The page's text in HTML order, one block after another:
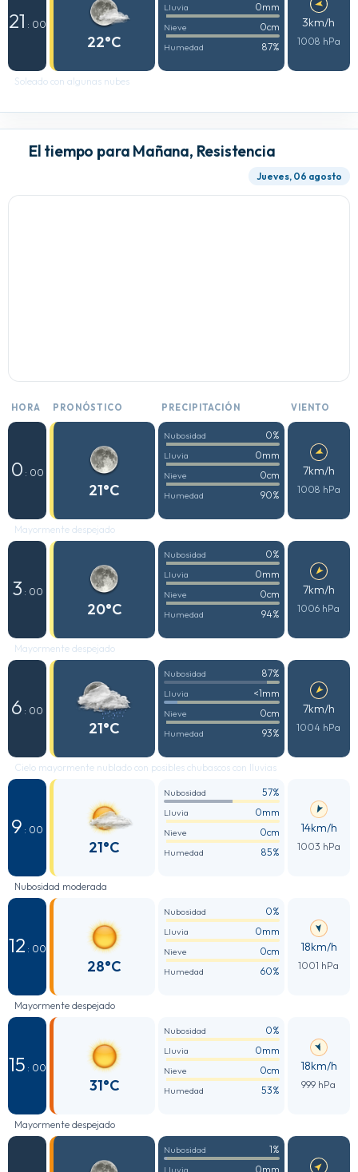
21 : 00
22°C
Lluvia 0mm
Nieve 0cm
Humedad 87%
3km/h
1008 hPa
Soleado con algunas nubes
El tiempo para Mañana, Resistencia
Jueves, 06 agosto
HORA PRONÓSTICO PRECIPITACIÓN VIENTO
0 : 00
21°C
Nubosidad 0%
Lluvia 0mm
Nieve 0cm
Humedad 90%
7km/h
1008 hPa
Mayormente despejado
3 : 00
20°C
Nubosidad 0%
Lluvia 0mm
Nieve 0cm
Humedad 94%
7km/h
1006 hPa
Mayormente despejado
6 : 00
21°C
Nubosidad 87%
Lluvia <1mm
Nieve 0cm
Humedad 93%
7km/h
1004 hPa
Cielo mayormente nublado con posibles chubascos con lluvias
9 : 00
21°C
Nubosidad 57%
Lluvia 0mm
Nieve 0cm
Humedad 85%
14km/h
1003 hPa
Nubosidad moderada
12 : 00
28°C
Nubosidad 0%
Lluvia 0mm
Nieve 0cm
Humedad 60%
18km/h
1001 hPa
Mayormente despejado
15 : 00
31°C
Nubosidad 0%
Lluvia 0mm
Nieve 0cm
Humedad 53%
18km/h
999 hPa
Mayormente despejado
Nubosidad 1%
Lluvia 0mm